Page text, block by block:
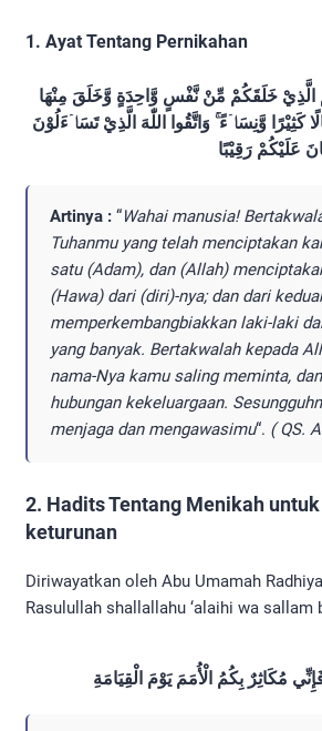
1. Ayat Tentang Pernikahan
الَّذِيْ خَلَقَكُمْ مِّنْ نَّفْسٍ وَّاحِدَةٍ وَّخَلَقَ مِنْهَا
كَثِيْرًا وَّنِسَاۤءً ۚ وَاتَّقُوا اللّٰهَ الَّذِيْ تَسَاۤءَلُوْنَ
عَلَيْكُمْ رَقِيْبًا
Artinya : “Wahai manusia!
Tuhanmu yang telah menciptakan
satu (Adam), dan (Allah)
(Hawa) dari (diri)-nya; dan dari
memperkembangbiakkan laki-laki
yang banyak. Bertakwalah kepada
nama-Nya kamu saling meminta,
hubungan kekeluargaan.
menjaga dan mengawasimu“. ( QS.
2. Hadits Tentang Menikah
keturunan
Diriwayatkan oleh Abu Umamah
Rasulullah shallallahu ‘alaihi wa sallam
مُكَاثِرٌ بِكُمُ الْأُمَمَ يَوْمَ الْقِيَامَةِ